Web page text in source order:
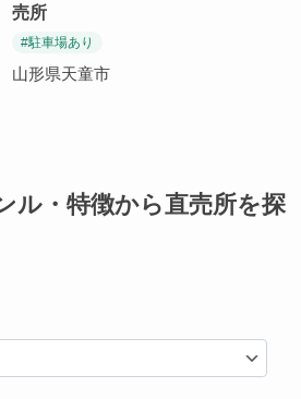
売所
#駐車場あり
山形県天童市
ル・特徴から直売所を探